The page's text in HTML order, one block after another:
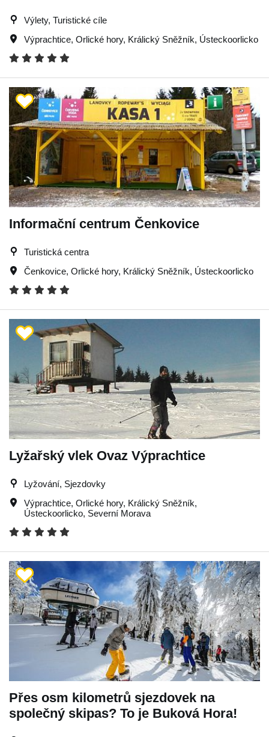
Výlety, Turistické cíle
Výprachtice, Orlické hory, Králický Sněžník, Ústeckoorlicko
Informační centrum Čenkovice
Turistická centra
Čenkovice, Orlické hory, Králický Sněžník, Ústeckoorlicko
Lyžařský vlek Ovaz Výprachtice
Lyžování, Sjezdovky
Výprachtice, Orlické hory, Králický Sněžník,
Ústeckoorlicko, Severní Morava
Přes osm kilometrů sjezdovek na
společný skipas? To je Buková Hora!